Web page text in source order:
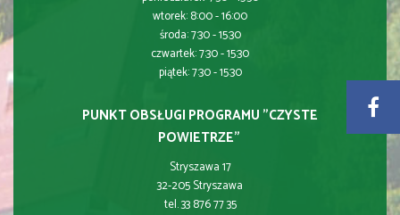
wtorek: 8:00 - 16:00
środa: 7:30 - 15:30
czwartek: 7:30 - 15:30
piątek: 7:30 - 15:30
PUNKT OBSŁUGI PROGRAMU "CZYSTE
POWIETRZE"
Stryszawa 17
32-205 Stryszawa
tel. 33 876 77 35